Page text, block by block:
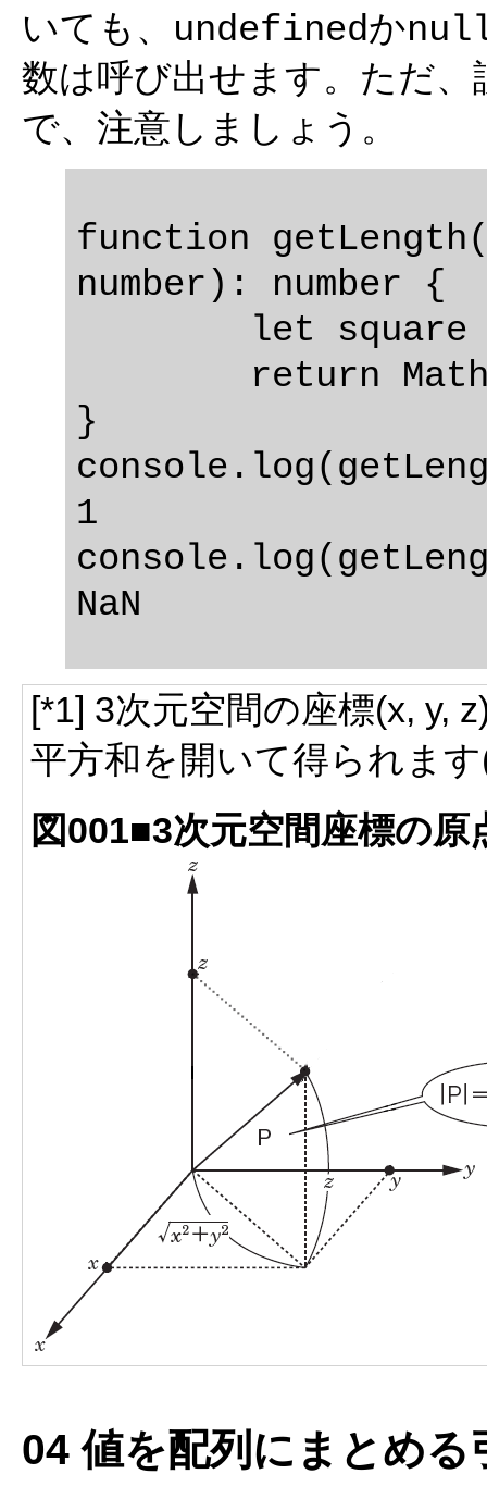
いても、 undefinedか
数は呼び出せます。ただ
で、注意しましょう。
function
number): number {
}
1
[*1] 3次元空間の座標(x, y,
平方和を開いて得られま
図001■3次元空間座標の原
04 値を配列にまとめる